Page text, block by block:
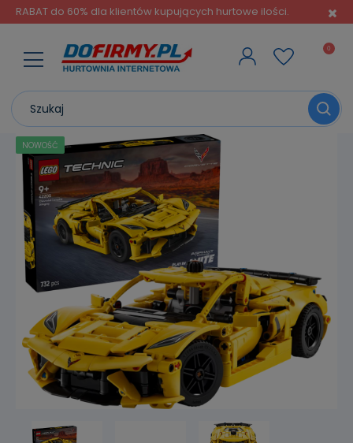
RABAT do 60% dla klientów kupujących hurtowe ilości.
NOWOŚĆ